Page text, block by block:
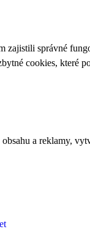
zajistili správné
cookies,
a reklamy,